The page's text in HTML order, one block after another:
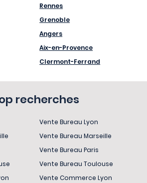
Rennes
Grenoble
Angers
Aix-en-Provence
Clermont-Ferrand
recherches
Vente Bureau Lyon
Vente Bureau Marseille
Vente Bureau Paris
Vente Bureau Toulouse
Vente Commerce Lyon